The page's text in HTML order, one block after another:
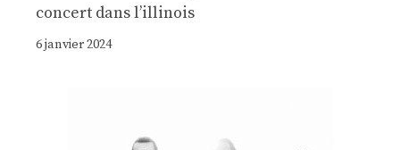
concert dans l’illinois
6 janvier 2024